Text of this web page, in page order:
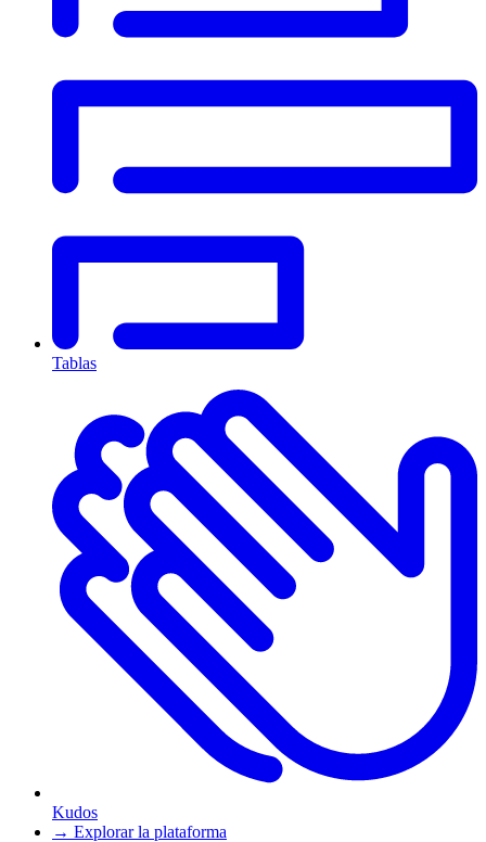
Tablas
Kudos
→ Explorar la plataforma